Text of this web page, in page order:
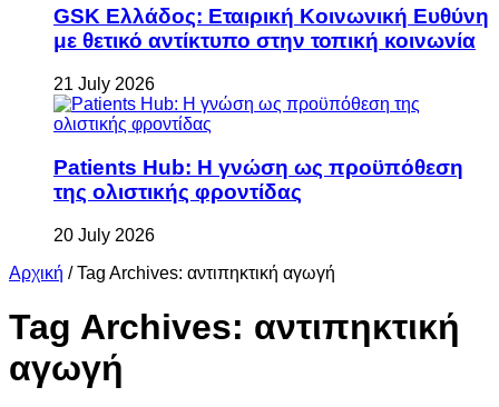
GSK Ελλάδος: Εταιρική Κοινωνική Ευθύνη
με θετικό αντίκτυπο στην τοπική κοινωνία
21 July 2026
Patients Hub: Η γνώση ως προϋπόθεση
της ολιστικής φροντίδας
20 July 2026
Αρχική / Tag Archives: αντιπηκτική αγωγή
Tag Archives: αντιπηκτική
αγωγή